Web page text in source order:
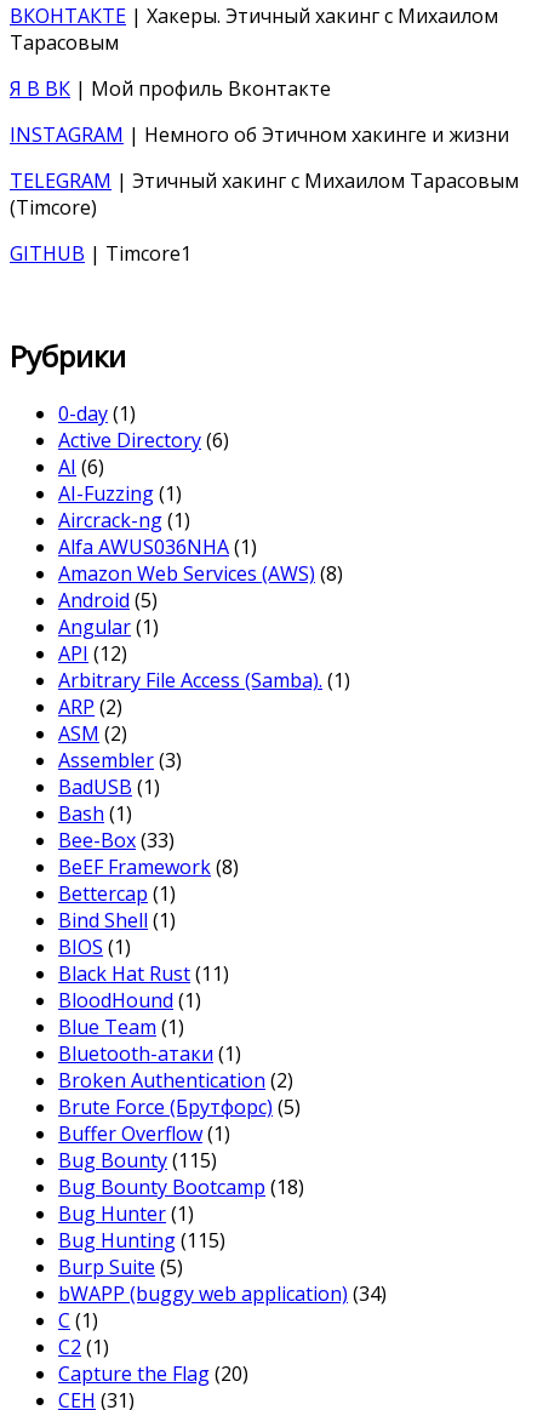
ВКОНТАКТЕ | Хакеры. Этичный хакинг с Михаилом
Тарасовым
Я В ВК | Мой профиль Вконтакте
INSTAGRAM | Немного об Этичном хакинге и жизни
TELEGRAM | Этичный хакинг с Михаилом Тарасовым
(Timcore)
GITHUB | Timcore1
Рубрики
0-day(1)
Active Directory(6)
AI (6)
AI-Fuzzing(1)
Aircrack-ng(1)
Alfa AWUS036NHA(1)
Amazon Web Services (AWS) (8)
Android (5)
Angular(1)
API (12)
Arbitrary File Access (Samba). (1)
ARP (2)
ASM (2)
Assembler(3)
BadUSB (1)
Bash (1)
Bee-Box(33)
BeEF Framework(8)
Bettercap (1)
Bind Shell (1)
BIOS (1)
Black Hat Rust(11)
BloodHound (1)
Blue Team (1)
Bluetooth-атаки (1)
Broken Authentication (2)
Brute Force (Брутфорс) (5)
Buffer Overflow(1)
Bug Bounty(115)
Bug Bounty Bootcamp (18)
Bug Hunter(1)
Bug Hunting(115)
Burp Suite (5)
bWAPP (buggy web application) (34)
C (1)
C2 (1)
Capture the Flag(20)
CEH (31)